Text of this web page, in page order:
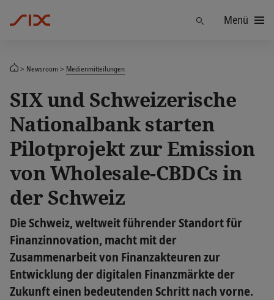
FindenMenü
Newsroom Medienmitteilungen
SIX und Schweizerische
Nationalbank starten
Pilotprojekt zur Emission
von Wholesale-CBDCs in
der Schweiz
Die Schweiz, weltweit führender Standort für
Finanzinnovation, macht mit der
Zusammenarbeit von Finanzakteuren zur
Entwicklung der digitalen Finanzmärkte der
Zukunft einen bedeutenden Schritt nach vorne.